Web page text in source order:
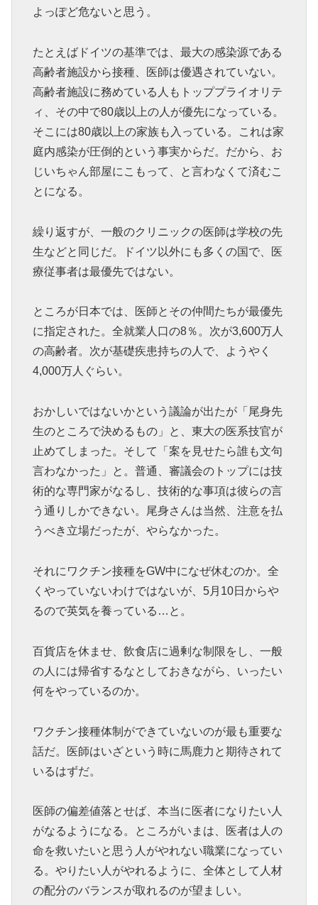
よっぽど危ないと思う。
たとえばドイツの基準では、最大の感染源である
高齢者施設から接種、医師は優遇されていない。
高齢者施設に務めている人もトッププライオリテ
ィ、その中で80歳以上の人が優先になっている。
そこには80歳以上の家族も入っている。これは家
庭内感染が圧倒的という事実からだ。だから、お
じいちゃん部屋にこもって、と言わなくて済むこ
とになる。
繰り返すが、一般のクリニックの医師は学校の先
生などと同じだ。ドイツ以外にも多くの国で、医
療従事者は最優先ではない。
ところが日本では、医師とその仲間たちが最優先
に指定された。全就業人口の8％。次が3,600万人
の高齢者。次が基礎疾患持ちの人で、ようやく
4,000万人ぐらい。
おかしいではないかという議論が出たが「尾身先
生のところで決めるもの」と、東大の医系技官が
止めてしまった。そして「案を見せたら誰も文句
言わなかった」と。普通、審議会のトップには技
術的な専門家がなるし、技術的な事項は彼らの言
う通りしかできない。尾身さんは当然、注意を払
うべき立場だったが、やらなかった。
それにワクチン接種をGW中になぜ休むのか。全
くやっていないわけではないが、5月10日からや
るので英気を養っている…と。
百貨店を休ませ、飲食店に過剰な制限をし、一般
の人には帰省するなとしておきながら、いったい
何をやっているのか。
ワクチン接種体制ができていないのが最も重要な
話だ。医師はいざという時に馬鹿力と期待されて
いるはずだ。
医師の偏差値落とせば、本当に医者になりたい人
がなるようになる。ところがいまは、医者は人の
命を救いたいと思う人がやれない職業になってい
る。やりたい人がやれるように、全体として人材
の配分のバランスが取れるのが望ましい。